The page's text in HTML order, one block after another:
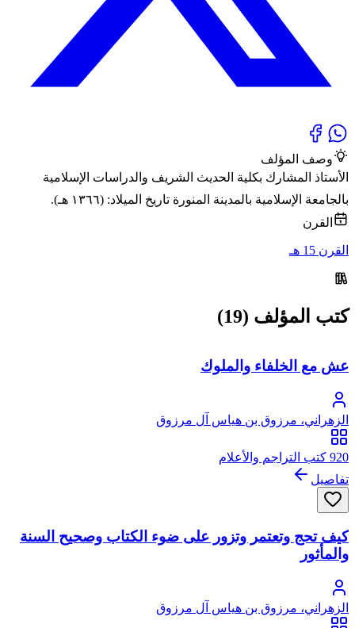
وصف المؤلف
الأستاذ المشارك بكلية الحديث الشريف والدراسات الإسلامية
بالجامعة الإسلامية بالمدينة المنورة تاريخ الميلاد: (١٣٦٦ هـ).
القرن
القرن 15 هـ
كتب المؤلف (19)
عش مع الخلفاء والملوك
الزهراني، مرزوق بن هياس آل مرزوق
920 كتب التراجم والأعلام
تفاصيل
كيف تحج وتعتمر وتزور على ضوء الكتاب وصحيح السنة
والمأثور
الزهراني، مرزوق بن هياس آل مرزوق